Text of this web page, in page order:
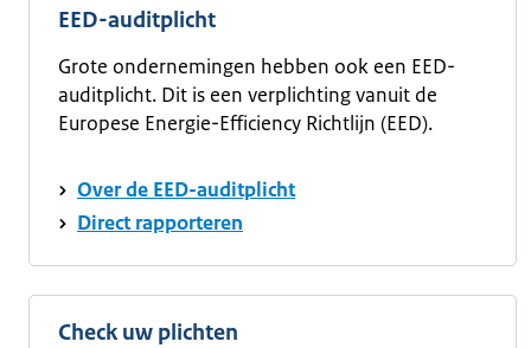
EED-auditplicht
Grote ondernemingen hebben ook een EED-
auditplicht. Dit is een verplichting vanuit de
Europese Energie-Efficiency Richtlijn (EED).
Over de EED-auditplicht
Direct rapporteren
Check uw plichten